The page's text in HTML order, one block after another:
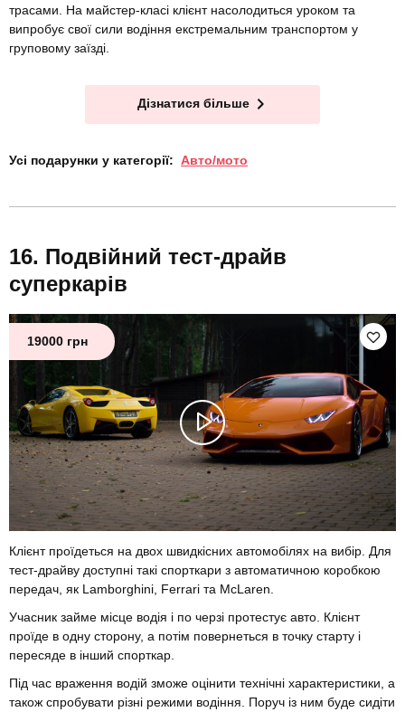
трасами. На майстер-класі клієнт насолодиться уроком та
випробує свої сили водіння екстремальним транспортом у
груповому заїзді.
Дізнатися більше
Усі подарунки у категорії: Авто/мото
Подвійний тест-драйв
суперкарів
19000 грн
Клієнт проїдеться на двох швидкісних автомобілях на вибір. Для
тест-драйву доступні такі спорткари з автоматичною коробкою
передач, як Lamborghini, Ferrari та McLaren.
Учасник займе місце водія і по черзі протестує авто. Клієнт
проїде в одну сторону, а потім повернеться в точку старту і
пересяде в інший спорткар.
Під час враження водій зможе оцінити технічні характеристики, а
також спробувати різні режими водіння. Поруч із ним буде сидіти